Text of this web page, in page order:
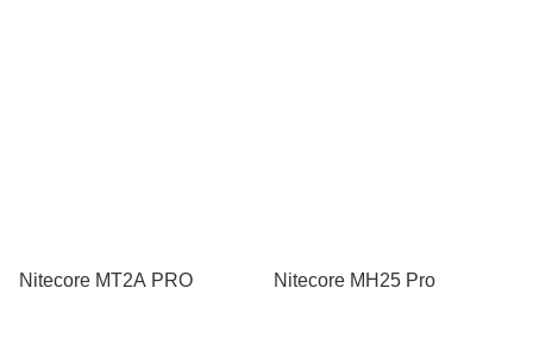
Nitecore MT2A PRO Nitecore MH25 Pro